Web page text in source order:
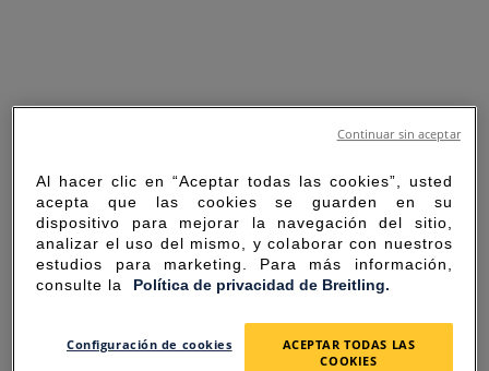
SORRY FOR THE
Al hacer clic en “Aceptar todas las cookies”, usted
acepta que las cookies se guarden en su
dispositivo para mejorar la navegación del sitio,
analizar el uso del mismo, y colaborar con nuestros
estudios para marketing. Para más información,
consulte la Política de privacidad de Breitling.
Configuración de cookies
ACEPTAR TODAS LAS
COOKIES
Continuar sin aceptar